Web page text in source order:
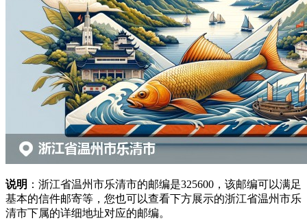
说明 ：浙江省温州市乐清市的邮编是325600，该邮编可以满足
基本的信件邮寄等，您也可以查看下方展示的浙江省温州市乐
清市下属的详细地址对应的邮编。